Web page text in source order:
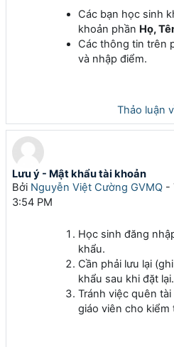
Các bạn học sinh
khoản phần Họ,
Các thông tin trên
và nhập điểm.
Thảo luận
Lưu ý - Mật khẩu tài khoản
Bởi Nguyễn Việt Cường GVMQ -
3:54 PM
Học sinh đăng
khẩu.
Cần phải lưu lại
khẩu sau khi đặt lại.
Tránh việc quên
giáo viên cho kiểm